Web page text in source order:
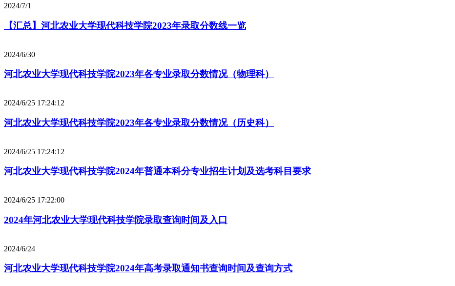
2024/7/1
【汇总】河北农业大学现代科技学院2023年录取分数线一览
2024/6/30
河北农业大学现代科技学院2023年各专业录取分数情况（物理科）
2024/6/25 17:24:12
河北农业大学现代科技学院2023年各专业录取分数情况（历史科）
2024/6/25 17:24:12
河北农业大学现代科技学院2024年普通本科分专业招生计划及选考科目要求
2024/6/25 17:22:00
2024年河北农业大学现代科技学院录取查询时间及入口
2024/6/24
河北农业大学现代科技学院2024年高考录取通知书查询时间及查询方式